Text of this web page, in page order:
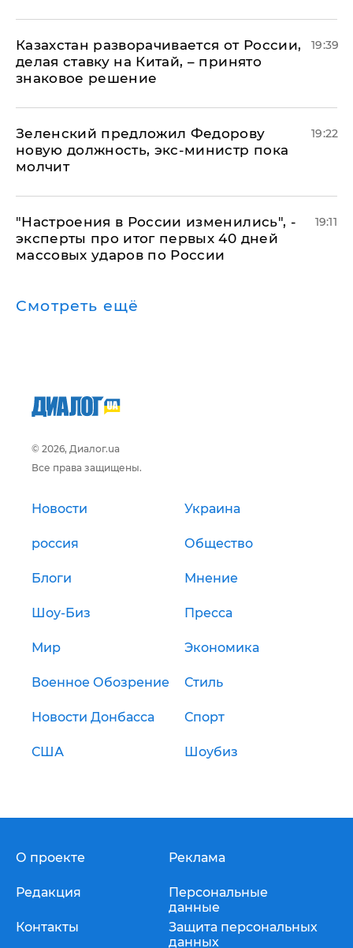
Казахстан разворачивается от России,
делая ставку на Китай, – принято
знаковое решение
19:39
Зеленский предложил Федорову
новую должность, экс-министр пока
молчит
19:22
"Настроения в России изменились", -
эксперты про итог первых 40 дней
массовых ударов по России
19:11
Смотреть ещё
© 2026, Диалог.ua
Все права защищены.
Новости Украина
россия Общество
Блоги Мнение
Шоу-Биз Пресса
Мир Экономика
Военное Обозрение Стиль
Новости Донбасса Спорт
США Шоубиз
О проекте
Редакция
Контакты
Реклама
Персональные
данные
Защита персональных
данных